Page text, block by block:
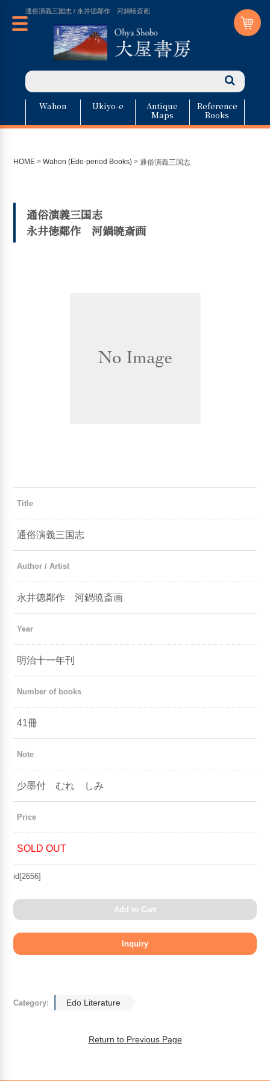
通俗演義三国志 / 永井徳鄰作 河鍋暁斎画
Wahon Ukiyo-e Antique
Maps
Reference
Books
HOME >Wahon (Edo-period Books) >通俗演義三国志
通俗演義三国志
永井徳鄰作 河鍋暁斎画
Title
通俗演義三国志
Author / Artist
永井徳鄰作 河鍋暁斎画
Year
明治十一年刊
Number of books
41冊
Note
少墨付 むれ しみ
Price
SOLD OUT
id[2656]
Add to Cart
Category: Edo Literature
Return to Previous Page